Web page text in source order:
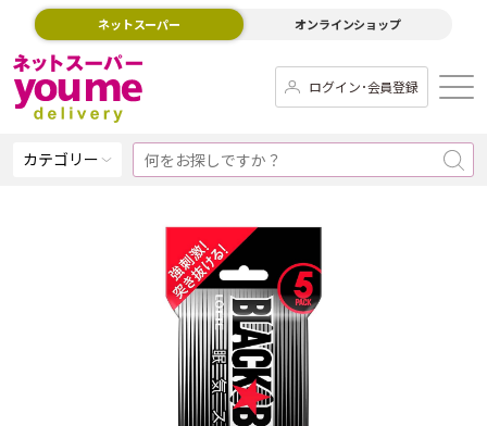
ネットスーパー オンラインショップ
ログイン･会員登録
カテゴリー